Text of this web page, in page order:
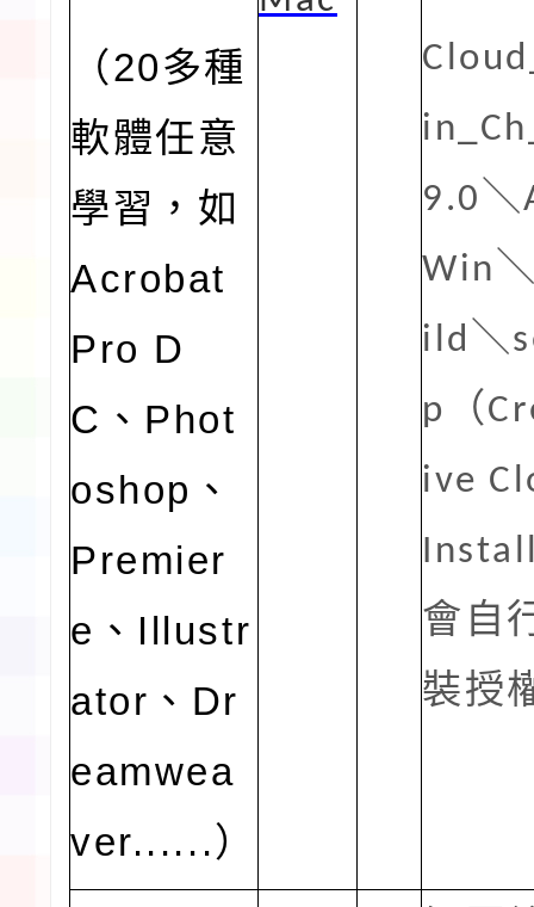
（ 20多種
軟體任意
學習，如
Acrobat
Pro D
C、Phot
oshop、
Premier
e、Illustr
ator、Dr
eamwea
ver......）
9.0 ＼
Win
ild ＼
p
（
ive
會自
裝授